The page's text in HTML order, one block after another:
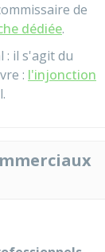
de
dédiée.
: il s'agit du
: l'injonction